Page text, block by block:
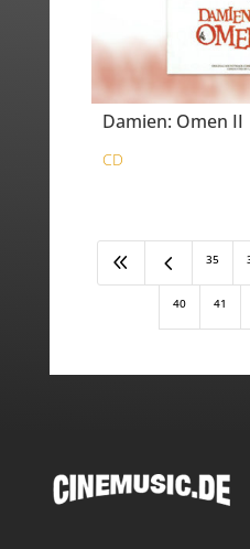
Damien: Omen II
CD
8 4 35
40 41